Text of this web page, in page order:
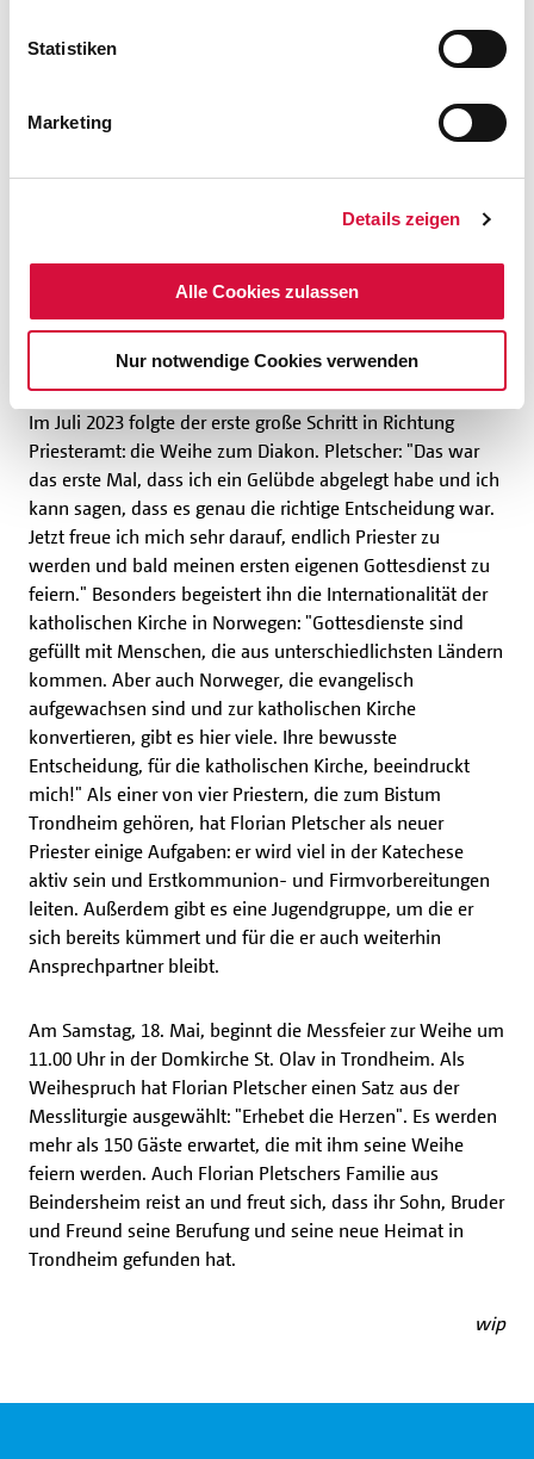
Statistiken
Marketing
Details zeigen
Alle Cookies zulassen
Nur notwendige Cookies verwenden
Varden (links) ein Gelübde ablegen. Foto: Ivan
Vu/Trondheim stift
Im Juli 2023 folgte der erste große Schritt in Richtung
Priesteramt: die Weihe zum Diakon. Pletscher: "Das war
das erste Mal, dass ich ein Gelübde abgelegt habe und ich
kann sagen, dass es genau die richtige Entscheidung war.
Jetzt freue ich mich sehr darauf, endlich Priester zu
werden und bald meinen ersten eigenen Gottesdienst zu
feiern." Besonders begeistert ihn die Internationalität der
katholischen Kirche in Norwegen: "Gottesdienste sind
gefüllt mit Menschen, die aus unterschiedlichsten Ländern
kommen. Aber auch Norweger, die evangelisch
aufgewachsen sind und zur katholischen Kirche
konvertieren, gibt es hier viele. Ihre bewusste
Entscheidung, für die katholischen Kirche, beeindruckt
mich!" Als einer von vier Priestern, die zum Bistum
Trondheim gehören, hat Florian Pletscher als neuer
Priester einige Aufgaben: er wird viel in der Katechese
aktiv sein und Erstkommunion- und Firmvorbereitungen
leiten. Außerdem gibt es eine Jugendgruppe, um die er
sich bereits kümmert und für die er auch weiterhin
Ansprechpartner bleibt.
Am Samstag, 18. Mai, beginnt die Messfeier zur Weihe um
11.00 Uhr in der Domkirche St. Olav in Trondheim. Als
Weihespruch hat Florian Pletscher einen Satz aus der
Messliturgie ausgewählt: "Erhebet die Herzen". Es werden
mehr als 150 Gäste erwartet, die mit ihm seine Weihe
feiern werden. Auch Florian Pletschers Familie aus
Beindersheim reist an und freut sich, dass ihr Sohn, Bruder
und Freund seine Berufung und seine neue Heimat in
Trondheim gefunden hat.
wip